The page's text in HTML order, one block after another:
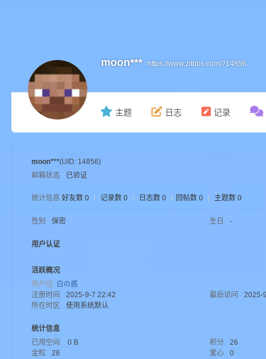
ne
moon*** https://www.zitbbs.com/?14856
主题 日志 记录
moon***(UID: 14856)
邮箱状态
已验证
统计信息 好友数 0 记录数 0 日志数 0 回帖数 0 主题数 0
性别 保密 生日 -
用户认证
活跃概况
用户组
白の酱
注册时间
2025-9-7 22:42 最后访问
2025-
所在时区
使用系统默认
统计信息
已用空间
0 B 积分
26
金粒
26 爱心
0